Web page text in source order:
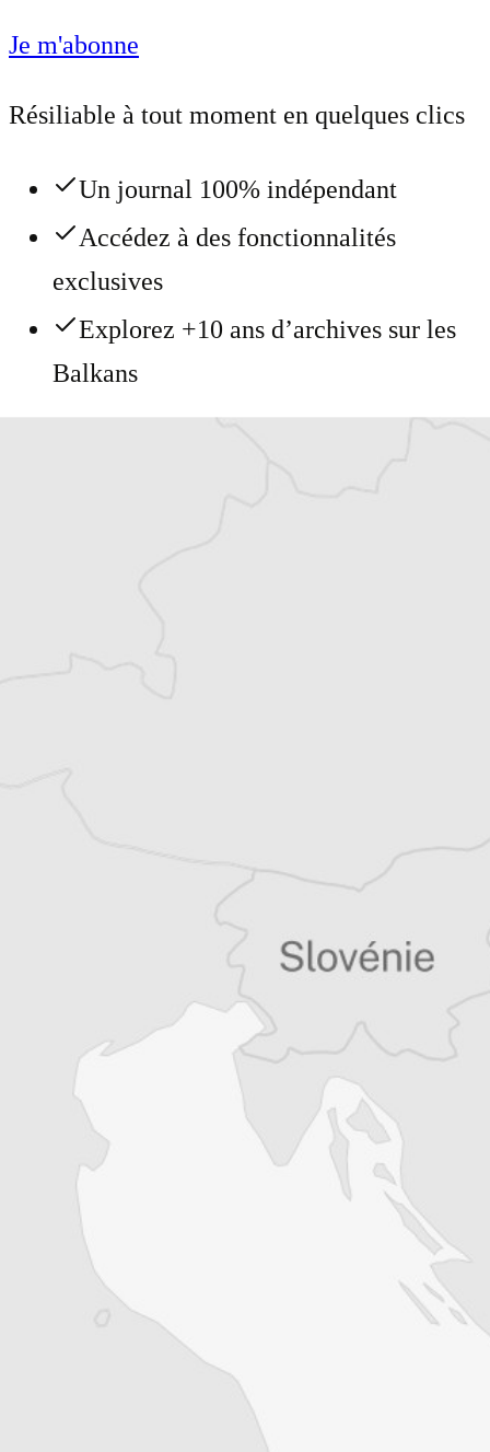
Je m'abonne
Résiliable à tout moment en quelques clics
Un journal 100% indépendant
Accédez à des fonctionnalités
exclusives
Explorez +10 ans d’archives sur les
Balkans